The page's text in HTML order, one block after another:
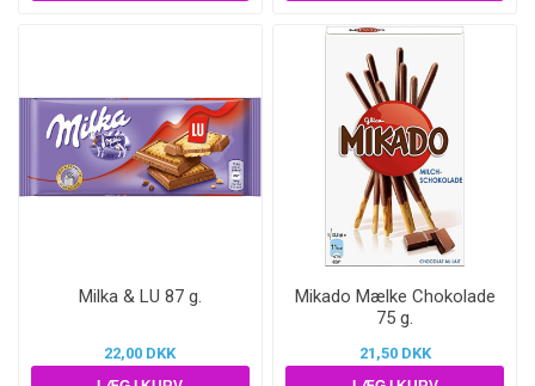
Milka & LU 87 g.
22,00 DKK
Mikado Mælke Chokolade
75 g.
21,50 DKK